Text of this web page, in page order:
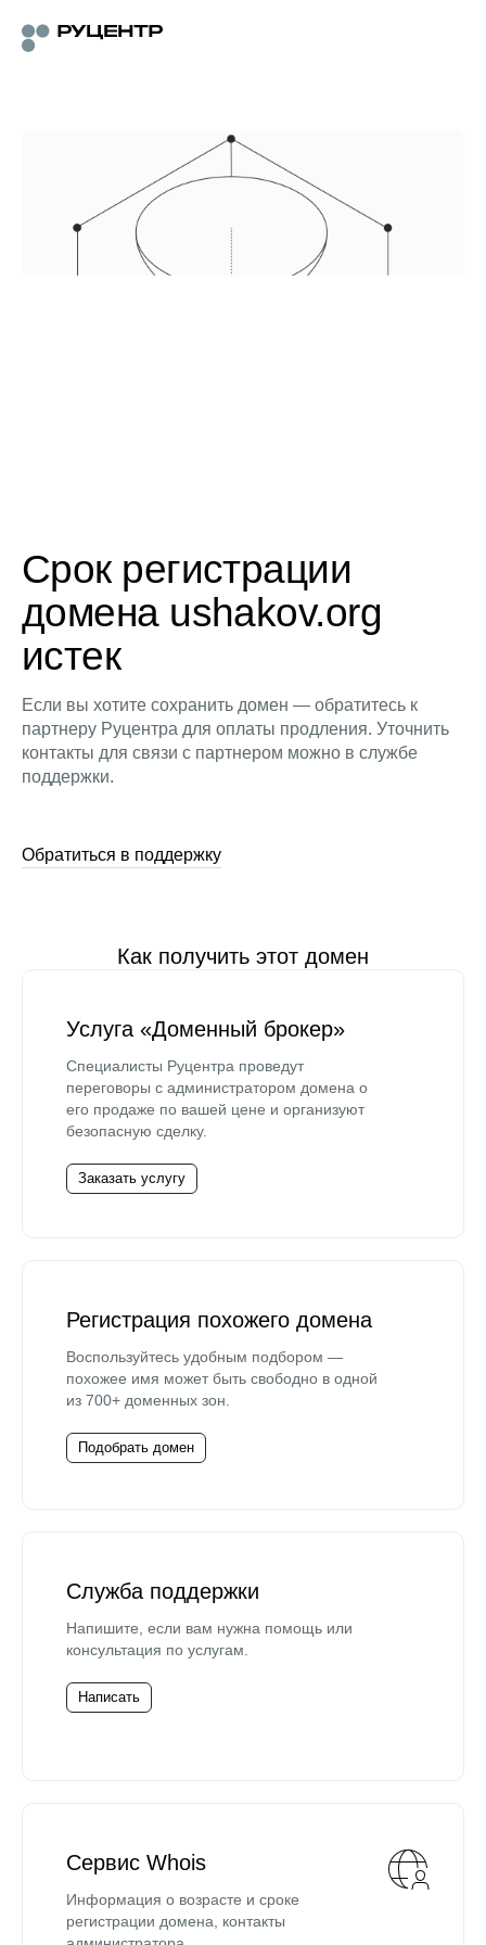
Срок регистрации
домена ushakov.org
истек
Если вы хотите сохранить домен — обратитесь к
партнеру Руцентра для оплаты продления. Уточнить
контакты для связи с партнером можно в службе
поддержки.
Обратиться в поддержку
Как получить этот домен
Услуга «Доменный брокер»
Специалисты Руцентра проведут
переговоры с администратором домена о
его продаже по вашей цене и организуют
безопасную сделку.
Заказать услугу
Регистрация похожего домена
Воспользуйтесь удобным подбором —
похожее имя может быть свободно в одной
из 700+ доменных зон.
Подобрать домен
Служба поддержки
Напишите, если вам нужна помощь или
консультация по услугам.
Написать
Сервис Whois
Информация о возрасте и сроке
регистрации домена, контакты